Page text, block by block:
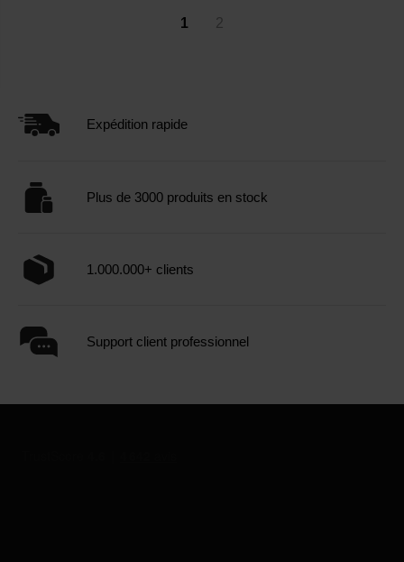
1 2
Expédition rapide
Plus de 3000 produits en stock
1.000.000+ clients
Support client professionnel